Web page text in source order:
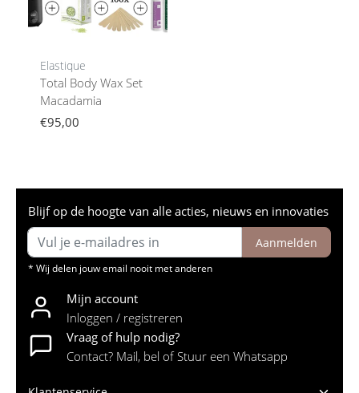
Elastique
Total Body Wax Set
Macadamia
€95,00
Blijf op de hoogte van alle acties, nieuws en innovaties
Aanmelden
* Wij delen jouw email nooit met anderen
Mijn account
Inloggen / registreren
Vraag of hulp nodig?
Contact? Mail, bel of Stuur een Whatsapp